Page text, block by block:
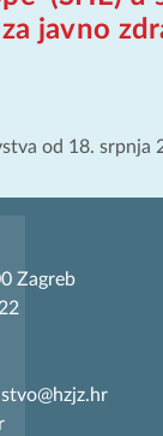
javno
od 18. srpnja
Zagreb